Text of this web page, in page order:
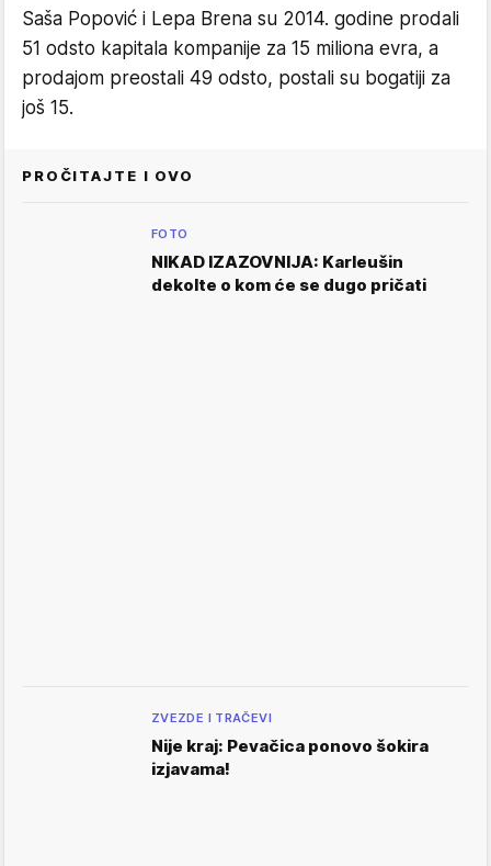
Saša Popović i Lepa Brena su 2014. godine prodali
51 odsto kapitala kompanije za 15 miliona evra, a
prodajom preostali 49 odsto, postali su bogatiji za
još 15.
PROČITAJTE I OVO
FOTO
NIKAD IZAZOVNIJA: Karleušin
dekolte o kom će se dugo pričati
ZVEZDE I TRAČEVI
Nije kraj: Pevačica ponovo šokira
izjavama!